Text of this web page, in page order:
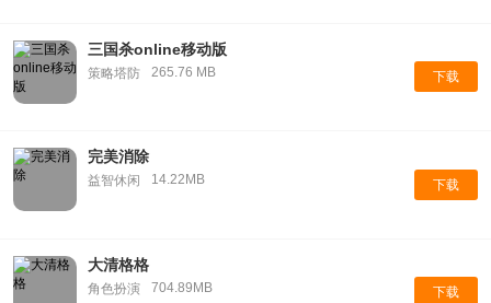
三国杀online移动版
策略塔防 265.76 MB 下载
完美消除
益智休闲 14.22MB 下载
大清格格
角色扮演 704.89MB 下载